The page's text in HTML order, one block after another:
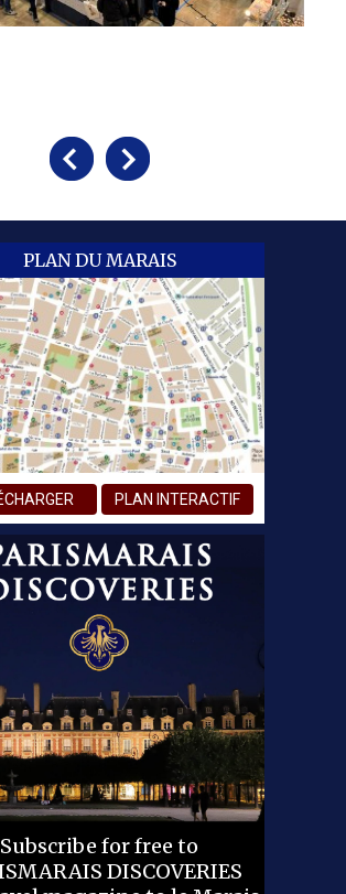
PLAN DU MARAIS
PLAN INTERACTIF
Subscribe for free to
DISCOVERIES